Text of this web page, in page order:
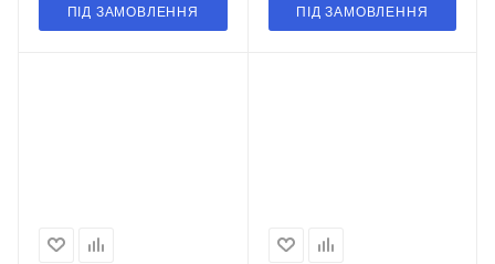
ПІД ЗАМОВЛЕННЯ ПІД ЗАМОВЛЕННЯ